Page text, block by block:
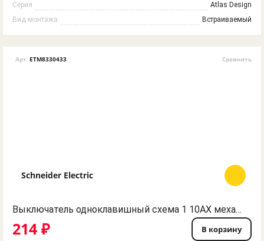
Серия
Atlas Design
Вид монтажа
Встраиваемый
Арт ETM8330433 Сравнить
Schneider Electric
Выключатель одноклавишный схема 1 10AX механизм бежевый ATN000211 ATLASDESIGN Schneider Electric
214 ₽ В корзину